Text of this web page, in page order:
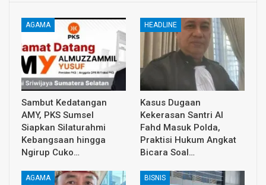
AGAMA
Sambut Kedatangan
AMY, PKS Sumsel
Siapkan Silaturahmi
Kebangsaan hingga
Ngirup Cuko…
HEADLINE
Kasus Dugaan
Kekerasan Santri Al
Fahd Masuk Polda,
Praktisi Hukum Angkat
Bicara Soal…
AGAMA BISNIS